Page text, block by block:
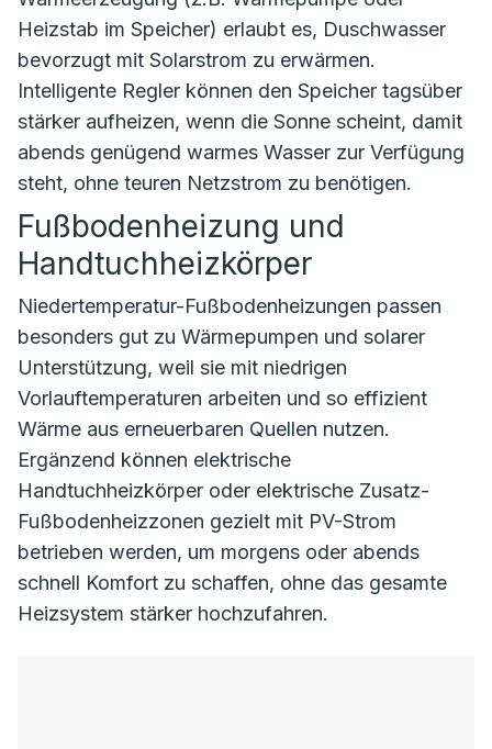
Heizstab im Speicher) erlaubt es, Duschwasser
bevorzugt mit Solarstrom zu erwärmen.
Intelligente Regler können den Speicher tagsüber
stärker aufheizen, wenn die Sonne scheint, damit
abends genügend warmes Wasser zur Verfügung
steht, ohne teuren Netzstrom zu benötigen.
Fußbodenheizung und
Handtuchheizkörper
Niedertemperatur-Fußbodenheizungen passen
besonders gut zu Wärmepumpen und solarer
Unterstützung, weil sie mit niedrigen
Vorlauftemperaturen arbeiten und so effizient
Wärme aus erneuerbaren Quellen nutzen.
Ergänzend können elektrische
Handtuchheizkörper oder elektrische Zusatz-
Fußbodenheizzonen gezielt mit PV-Strom
betrieben werden, um morgens oder abends
schnell Komfort zu schaffen, ohne das gesamte
Heizsystem stärker hochzufahren.